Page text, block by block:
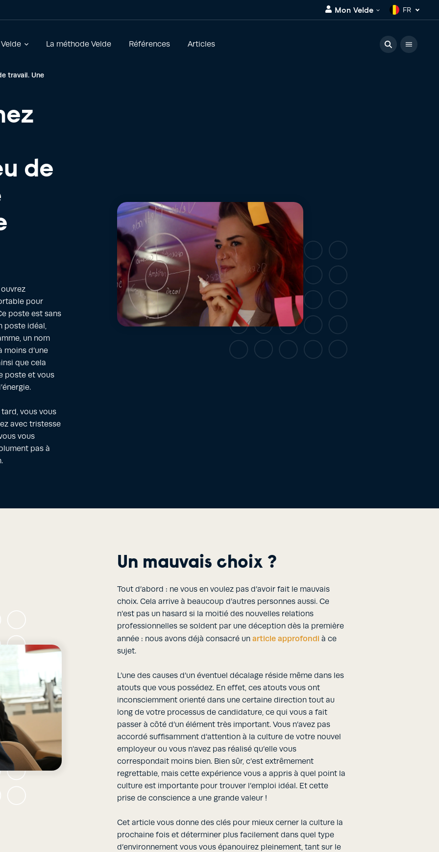
Mon Velde FR
La méthode Velde Références Articles
travail. Une
de
pour
poste est sans
poste idéal,
un nom
d’une
que cela
poste et vous
vous vous
avec tristesse
vous
pas à
Un mauvais choix ?
Tout d’abord : ne vous en voulez pas d’avoir fait le mauvais
choix. Cela arrive à beaucoup d’autres personnes aussi. Ce
n’est pas un hasard si la moitié des nouvelles relations
professionnelles se soldent par une déception dès la première
année : nous avons déjà consacré un article approfondi à ce
sujet.
L’une des causes d’un éventuel décalage réside même dans les
atouts que vous possédez. En effet, ces atouts vous ont
inconsciemment orienté dans une certaine direction tout au
long de votre processus de candidature, ce qui vous a fait
passer à côté d’un élément très important. Vous n’avez pas
accordé suffisamment d’attention à la culture de votre nouvel
employeur ou vous n’avez pas réalisé qu’elle vous
correspondait moins bien. Bien sûr, c’est extrêmement
regrettable, mais cette expérience vous a appris à quel point la
culture est importante pour trouver l’emploi idéal. Et cette
prise de conscience a une grande valeur !
Cet article vous donne des clés pour mieux cerner la culture la
prochaine fois et déterminer plus facilement dans quel type
d’environnement vous vous épanouirez pleinement, tant sur le